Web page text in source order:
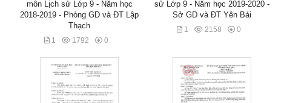
môn Lịch sử Lớp 9 - Năm học
2018-2019 - Phòng GD và ĐT Lập
Thạch
1 1792 0
sử Lớp 9 - Năm học 2019-2020 -
Sở GD và ĐT Yên Bái
1 2158 0